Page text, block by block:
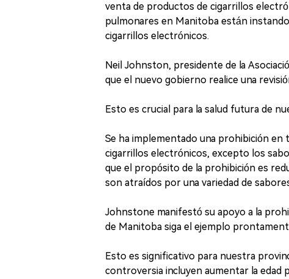
venta de productos de cigarrillos
pulmonares en Manitoba están
cigarrillos electrónicos.
Neil Johnston, presidente de la
que el nuevo gobierno realice una
Esto es crucial para la salud futura de
Se ha implementado una prohibición en
cigarrillos electrónicos, excepto los
que el propósito de la prohibición es
son atraídos por una variedad de
Johnstone manifestó su apoyo a la
de Manitoba siga el ejemplo
Esto es significativo para nuestra
controversia incluyen aumentar la